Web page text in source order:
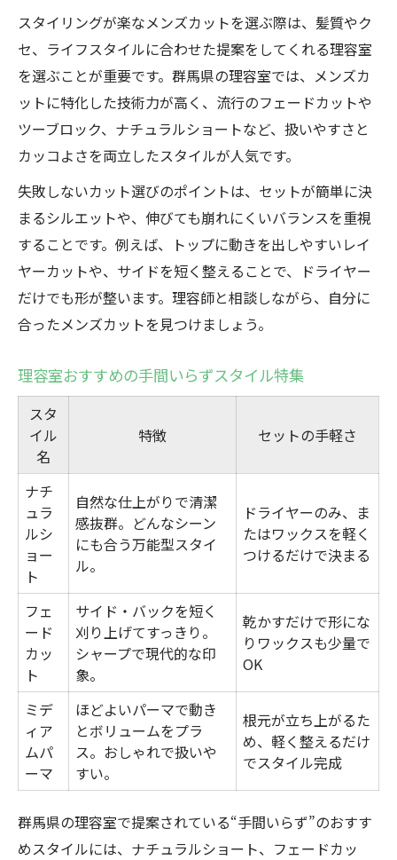
理容室で体験できる簡単ヘアスタイルまと
め
手間いらずヘアの理容室活用法
理容室選びで日々のセットが変わる
理容室の時短スタイリングテクニック
手軽さとカッコよさ両立の理容室実例
群馬県の理容室が提案する最新の髪型特集
理容室発！最新トレンド髪型カタログ
群馬県理容室で注目のヘアデザイン
理容室が提案する旬のメンズヘア
トレンド先取り理容室スタイル紹介
理容室で話題のスタイリング例
スタイリングが楽なメンズカットを選ぶ際は、髪質やク
セ、ライフスタイルに合わせた提案をしてくれる理容室
を選ぶことが重要です。群馬県の理容室では、メンズカ
ットに特化した技術力が高く、流行のフェードカットや
ツーブロック、ナチュラルショートなど、扱いやすさと
カッコよさを両立したスタイルが人気です。
失敗しないカット選びのポイントは、セットが簡単に決
まるシルエットや、伸びても崩れにくいバランスを重視
することです。例えば、トップに動きを出しやすいレイ
ヤーカットや、サイドを短く整えることで、ドライヤー
だけでも形が整います。理容師と相談しながら、自分に
合ったメンズカットを見つけましょう。
理容室おすすめの手間いらずスタイル特集
スタ
イル
名
特徴 セットの手軽さ
ナチ
ュラ
ルシ
ョー
ト
自然な仕上がりで清潔
感抜群。どんなシーン
にも合う万能型スタイ
ル。
ドライヤーのみ、ま
たはワックスを軽く
つけるだけで決まる
フェ
ード
カッ
ト
サイド・バックを短く
刈り上げてすっきり。
シャープで現代的な印
象。
乾かすだけで形にな
りワックスも少量で
OK
ミデ
ィア
ムパ
ーマ
ほどよいパーマで動き
とボリュームをプラ
ス。おしゃれで扱いや
すい。
根元が立ち上がるた
め、軽く整えるだけ
でスタイル完成
群馬県の理容室で提案されている“手間いらず”のおすす
めスタイルには、ナチュラルショート、フェードカッ